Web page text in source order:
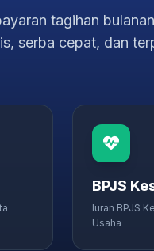
tagihan
serba cepat, dan
BPJS
Iuran BPJS
Usaha